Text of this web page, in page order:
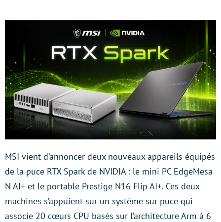
MSI vient d’annoncer deux nouveaux appareils équipés
de la puce RTX Spark de NVIDIA : le mini PC EdgeMesa
N AI+ et le portable Prestige N16 Flip AI+. Ces deux
machines s’appuient sur un système sur puce qui
associe 20 cœurs CPU basés sur l’architecture Arm à 6